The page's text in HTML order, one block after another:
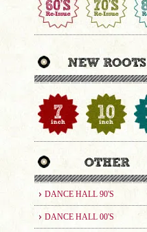
DANCE HALL 90'S
DANCE HALL 00'S